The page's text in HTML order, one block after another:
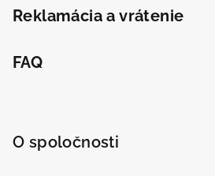
Reklamácia a vrátenie
FAQ
O spoločnosti